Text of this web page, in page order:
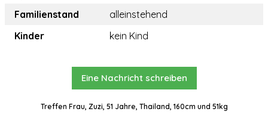
Familienstand
alleinstehend
Kinder
kein Kind
Eine Nachricht schreiben
Treffen Frau, Zuzi, 51 Jahre, Thailand, 160cm und 51kg